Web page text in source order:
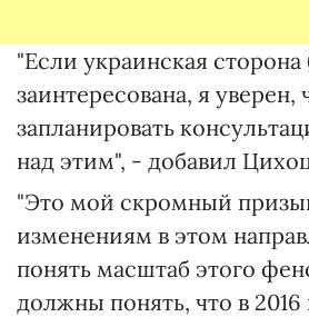
"Если украинская сторона
заинтересована, я
запланировать
над этим", - добавил
"Это мой скромный
изменениям в этом
понять масштаб этого
должны понять, что в 2016